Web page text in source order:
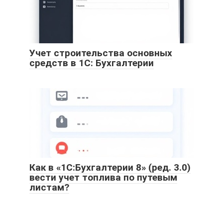
Учет строительства основных
средств в 1С: Бухгалтерии
Как в «1С:Бухгалтерии 8» (ред. 3.0)
вести учет топлива по путевым
листам?